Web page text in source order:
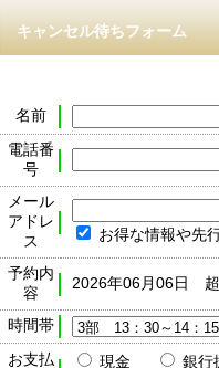
キャンセル待ちフォーム
名前
電話番
号
メール
アドレ
ス
お得な情報や先
予約内
容
2026年06月06日
時間帯
お支払
現金
銀行